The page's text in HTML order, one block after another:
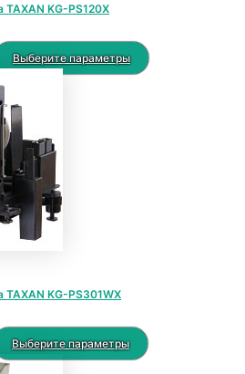
KG-PS120X
₽
₽
Выберите параметры
Этот
KG-PS301WX
Выберите параметры
Этот